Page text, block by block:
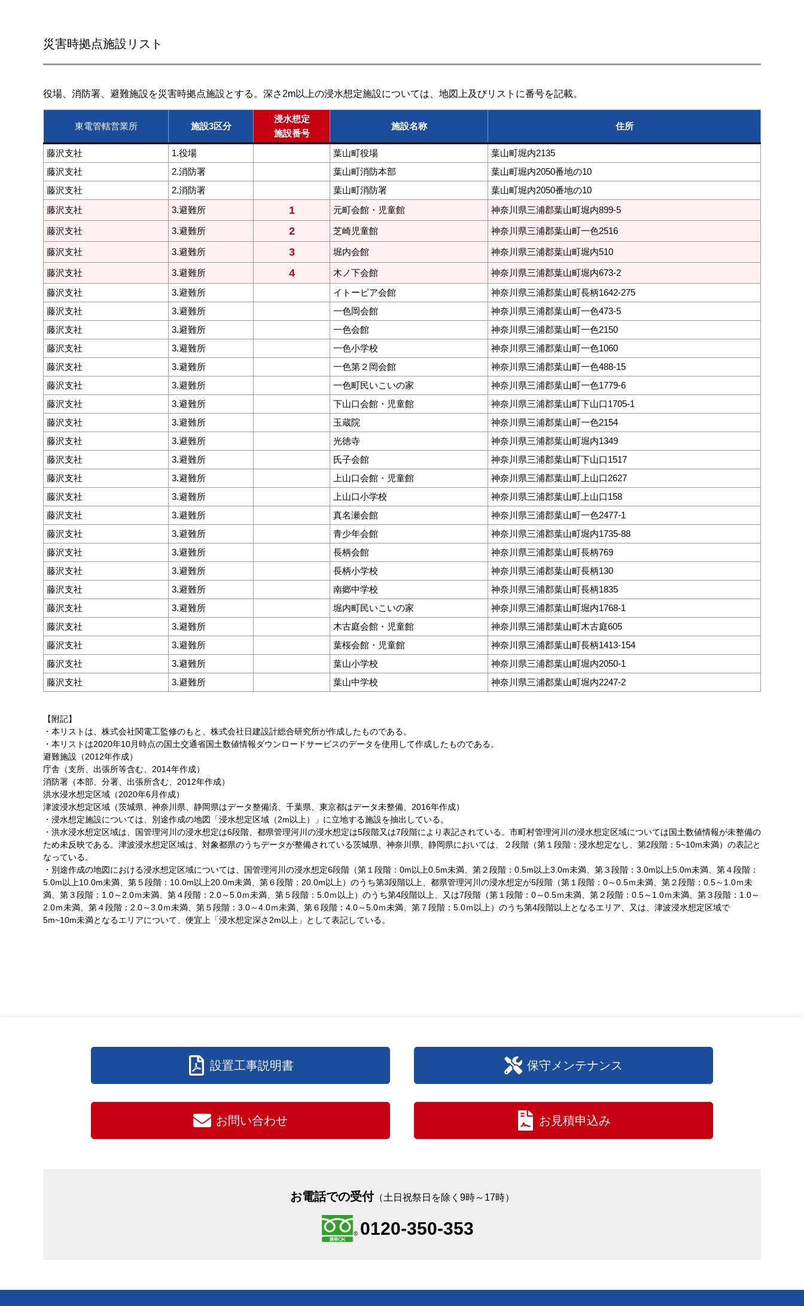
災害時拠点施設リスト
役場、消防署、避難施設を災害時拠点施設とする。深さ2m以上の浸水想定施設については、地図上及びリストに番号を記載。
東電管轄営業所 施設3区分
浸水想定
施設番号
施設名称 住所
藤沢支社 1.役場 葉山町役場
葉山町堀内2135
藤沢支社
2.消防署 葉山町消防本部
葉山町堀内2050番地の10
藤沢支社
2.消防署 葉山町消防署
葉山町堀内2050番地の10
藤沢支社
3.避難所 1 元町会館・児童館 神奈川県三浦郡葉山町堀内899-5
藤沢支社 3.避難所 2 芝崎児童館 神奈川県三浦郡葉山町一色2516
藤沢支社 3.避難所 3 堀内会館 神奈川県三浦郡葉山町堀内510
藤沢支社 3.避難所 4 木ノ下会館
神奈川県三浦郡葉山町堀内673-2
藤沢支社
3.避難所 イトーピア会館
神奈川県三浦郡葉山町長柄1642-275
藤沢支社
3.避難所 一色岡会館
神奈川県三浦郡葉山町一色473-5
藤沢支社
3.避難所 一色会館
神奈川県三浦郡葉山町一色2150
藤沢支社
3.避難所 一色小学校
神奈川県三浦郡葉山町一色1060
藤沢支社
3.避難所 一色第２岡会館
神奈川県三浦郡葉山町一色488-15
藤沢支社
3.避難所 一色町民いこいの家
神奈川県三浦郡葉山町一色1779-6
藤沢支社
3.避難所 下山口会館・児童館
神奈川県三浦郡葉山町下山口1705-1
藤沢支社
3.避難所 玉蔵院
神奈川県三浦郡葉山町一色2154
藤沢支社
3.避難所 光徳寺
神奈川県三浦郡葉山町堀内1349
藤沢支社
3.避難所 氏子会館
神奈川県三浦郡葉山町下山口1517
藤沢支社
3.避難所 上山口会館・児童館
神奈川県三浦郡葉山町上山口2627
藤沢支社
3.避難所 上山口小学校
神奈川県三浦郡葉山町上山口158
藤沢支社
3.避難所 真名瀬会館
神奈川県三浦郡葉山町一色2477-1
藤沢支社
3.避難所 青少年会館
神奈川県三浦郡葉山町堀内1735-88
藤沢支社
3.避難所 長柄会館
神奈川県三浦郡葉山町長柄769
藤沢支社
3.避難所 長柄小学校
神奈川県三浦郡葉山町長柄130
藤沢支社
3.避難所 南郷中学校
神奈川県三浦郡葉山町長柄1835
藤沢支社
3.避難所 堀内町民いこいの家
神奈川県三浦郡葉山町堀内1768-1
藤沢支社
3.避難所 木古庭会館・児童館
神奈川県三浦郡葉山町木古庭605
藤沢支社
3.避難所 葉桜会館・児童館
神奈川県三浦郡葉山町長柄1413-154
藤沢支社
3.避難所 葉山小学校
神奈川県三浦郡葉山町堀内2050-1
藤沢支社
3.避難所 葉山中学校 神奈川県三浦郡葉山町堀内2247-2
【附記】
・本リストは、株式会社関電工監修のもと、株式会社日建設計総合研究所が作成したものである。
・本リストは2020年10月時点の国土交通省国土数値情報ダウンロードサービスのデータを使用して作成したものである。
避難施設（2012年作成）
庁舎（支所、出張所等含む、2014年作成）
消防署（本部、分署、出張所含む、2012年作成）
洪水浸水想定区域（2020年6月作成）
津波浸水想定区域（茨城県、神奈川県、静岡県はデータ整備済、千葉県、東京都はデータ未整備、2016年作成）
・浸水想定施設については、別途作成の地図「浸水想定区域（2m以上）」に立地する施設を抽出している。
・洪水浸水想定区域は、国管理河川の浸水想定は6段階、都県管理河川の浸水想定は5段階又は7段階により表記されている。市町村管理河川の浸水想定区域については国土数値情報が未整備の
ため未反映である。津波浸水想定区域は、対象都県のうちデータが整備されている茨城県、神奈川県、静岡県においては、２段階（第１段階：浸水想定なし、第2段階：5~10m未満）の表記と
なっている。
・別途作成の地図における浸水想定区域については、国管理河川の浸水想定6段階（第１段階：0m以上0.5m未満、第２段階：0.5m以上3.0m未満、第３段階：3.0m以上5.0m未満、第４段階：
5.0m以上10.0m未満、第５段階：10.0m以上20.0m未満、第６段階：20.0m以上）のうち第3段階以上、都県管理河川の浸水想定が5段階（第１段階：0～0.5ｍ未満、第２段階：0.5～1.0ｍ未
満、第３段階：1.0～2.0ｍ未満、第４段階：2.0～5.0ｍ未満、第５段階：5.0ｍ以上）のうち第4段階以上、又は7段階（第１段階：0～0.5ｍ未満、第２段階：0.5～1.0ｍ未満、第３段階：1.0～
2.0ｍ未満、第４段階：2.0～3.0ｍ未満、第５段階：3.0～4.0ｍ未満、第６段階：4.0～5.0ｍ未満、第７段階：5.0ｍ以上）のうち第4段階以上となるエリア、又は、津波浸水想定区域で
5m~10m未満となるエリアについて、便宜上「浸水想定深さ2m以上」として表記している。
設置工事説明書 保守メンテナンス
お問い合わせ お見積申込み
お電話での受付（土日祝祭日を除く9時～17時）
0120-350-353